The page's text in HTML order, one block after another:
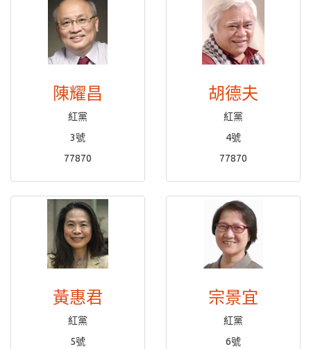
陳耀昌
紅黨
3號
77870
胡德夫
紅黨
4號
77870
黃惠君
紅黨
5號
宗景宜
紅黨
6號